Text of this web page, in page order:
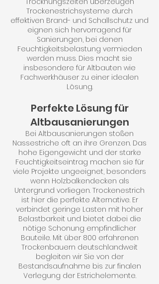
Trockenestrichsysteme durch
effektiven Brand- und Schallschutz und
eignen sich hervorragend für
Sanierungen, bei denen
Feuchtigkeitsbelastung vermieden
werden muss. Dies macht sie
insbesondere für Altbauten wie
Fachwerkhäuser zu einer idealen
Lösung.
Perfekte Lösung für
Altbausanierungen
Bei Altbausanierungen stoßen
Nassestriche oft an ihre Grenzen. Das
hohe Eigengewicht und der starke
Feuchtigkeitseintrag machen sie für
viele Projekte ungeeignet, besonders
wenn Holzbalkendecken als
Untergrund vorliegen. Trockenestrich
ist hier die perfekte Alternative. Er
verbindet geringe Lasten mit hoher
Belastbarkeit und bietet dabei die
nötige Schonung empfindlicher
Bauteile. Mit über 800 erfahrenen
Trockenbauern deutschlandweit
begleiten wir Sie von der
Bestandsaufnahme bis zur finalen
Verlegung der Estrichelemente.